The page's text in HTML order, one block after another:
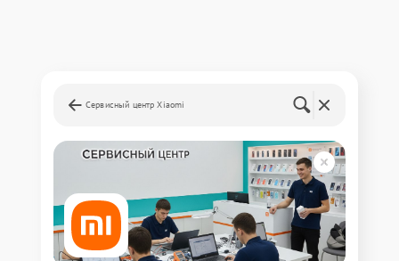
Сервисный центр Xiaomi